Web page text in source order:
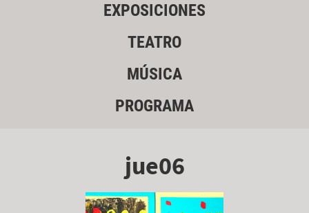
EXPOSICIONES
TEATRO
MÚSICA
PROGRAMA
jue06